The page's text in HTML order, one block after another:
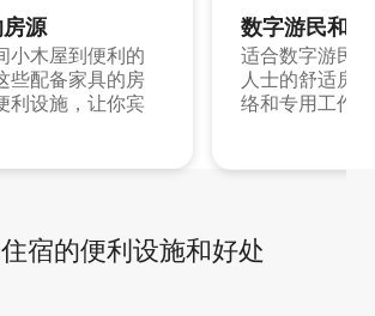
源
小木屋到便利的
些配备家具的房
利设施，让你宾
数字游民和
适合数字游民
人士的舒适房
络和专用工作
宿的便利设施和好处